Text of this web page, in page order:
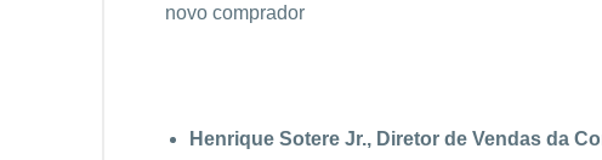
novo comprador
Henrique Sotere Jr., Diretor de Vendas da